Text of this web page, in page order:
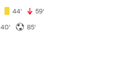
44' 44. minute
59'
40' 40. minute
85'